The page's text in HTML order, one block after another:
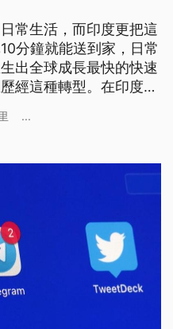
常生活，而印度更把這
分鐘就能送到家，日常
出全球成長最快的快速
經這種轉型。在印度蓬
名外送員與服務人員的
...